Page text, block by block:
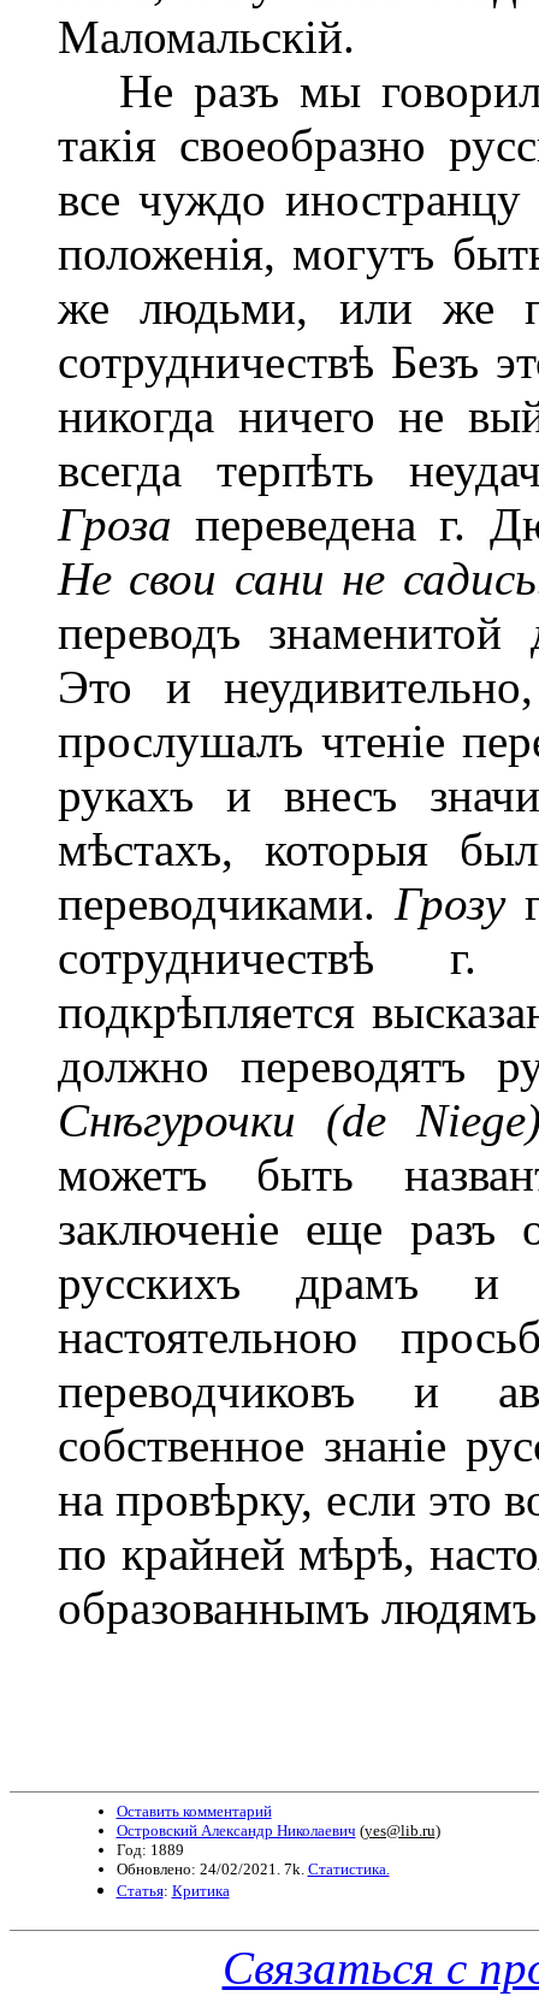
Маломальскій.
Не разъ мы
такія своеобразно
все чуждо
положенія, могутъ
же людьми, или же
сотрудничествѣ Безъ
никогда ничего не
всегда терпѣть
Гроза переведена г.
Не свои сани не
переводъ
Это и
прослушалъ чтеніе
рукахъ и внесъ
мѣстахъ, которыя
переводчиками. Грозу
сотрудничествѣ
подкрѣпляется
должно переводятъ
Снѣгурочки (de
можетъ быть
заключеніе еще разъ
русскихъ драмъ
настоятельною
переводчиковъ и
собственное знаніе
на провѣрку, если это
по крайней мѣрѣ,
образованнымъ
Оставить комментарий
Островский Александр Николаевич (yes@lib.ru)
Год: 1889
Обновлено: 24/02/2021. 7k. Статистика.
Статья: Критика
Связаться с